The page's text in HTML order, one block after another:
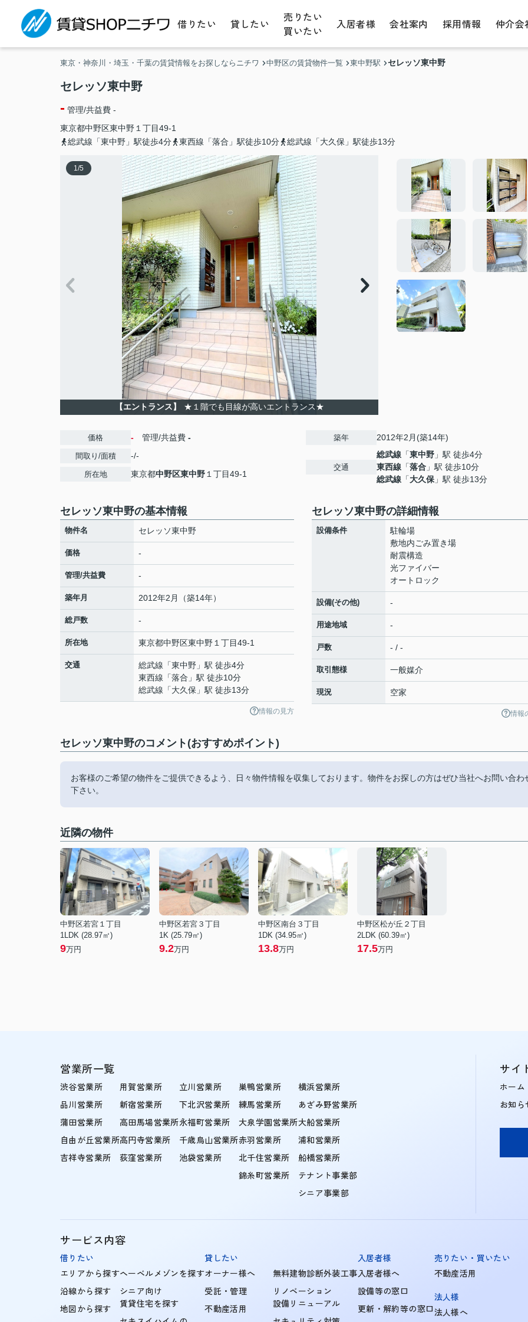
借りたい 貸したい
売りたい
買いたい
入居者様 会社案内 採用情報 仲介会
東京・神奈川・埼玉・千葉の賃貸情報をお探しならニチワ 中野区の賃貸物件一覧 東中野駅 セレッソ東中野
セレッソ東中野
- 管理/共益費 -
東京都中野区東中野 １丁目49-1
総武線「東中野」駅徒歩4分
東西線「落合」駅徒歩10分 総武線「大久保」駅徒歩13分
1/5
【エントランス】 ★１階でも目線が高いエントランス★
価格 - 管理/共益費 -
間取り/面積 -/-
所在地 東京都中野区東中野 １丁目49-1
築年 2012年2月(築14年)
交通
総武線 「東中野 」駅 徒歩4分
東西線 「落合 」駅 徒歩10分
総武線 「大久保 」駅 徒歩13分
セレッソ東中野の基本情報
物件名 セレッソ東中野
価格 -
管理/共益費 -
築年月 2012年2月（築14年）
総戸数 -
所在地 東京都中野区東中野 １丁目49-1
交通 総武線 「東中野 」駅 徒歩4分
東西線 「落合 」駅 徒歩10分
総武線 「大久保 」駅 徒歩13分
情報の見方
セレッソ東中野の詳細情報
設備条件
駐輪場
敷地内ごみ置き場
耐震構造
光ファイバー
オートロック
設備(その他) -
用途地域 -
戸数 - / -
取引態様 一般媒介
現況 空家
情報
セレッソ東中野のコメント(おすすめポイント)
お客様のご希望の物件をご提供できるよう、日々物件情報を収集しております。物件をお探しの方はぜひ当社へお問い合わ
下さい。
近隣の物件
中野区若宮１丁目
1LDK (28.97㎡)
9万円
中野区若宮３丁目
1K (25.79㎡)
9.2万円
中野区南台３丁目
1DK (34.95㎡)
13.8万円
中野区松が丘２丁目
2LDK (60.39㎡)
17.5万円
営業所一覧
渋谷営業所
品川営業所
蒲田営業所
自由が丘営業所
吉祥寺営業所
用賀営業所
新宿営業所
高田馬場営業所
高円寺営業所
荻窪営業所
立川営業所
下北沢営業所
永福町営業所
千歳烏山営業所
池袋営業所
巣鴨営業所
練馬営業所
大泉学園営業所
赤羽営業所
北千住営業所
錦糸町営業所
横浜営業所
あざみ野営業所
大船営業所
浦和営業所
船橋営業所
テナント事業部
シニア事業部
サイ
ホーム
お知ら
サービス内容
借りたい
エリアから探す
沿線から探す
地図から探す
ヘーベルメゾンを探す
シニア向け
賃貸住宅を探す
貸したい
オーナー様へ
受託・管理
不動産活用
無料建物診断外装工事
リノベーション
設備リニューアル
入居者様
入居者様へ
設備等の窓口
更新・解約等の窓口
売りたい・買いたい
不動産活用
法人様
法人様へ